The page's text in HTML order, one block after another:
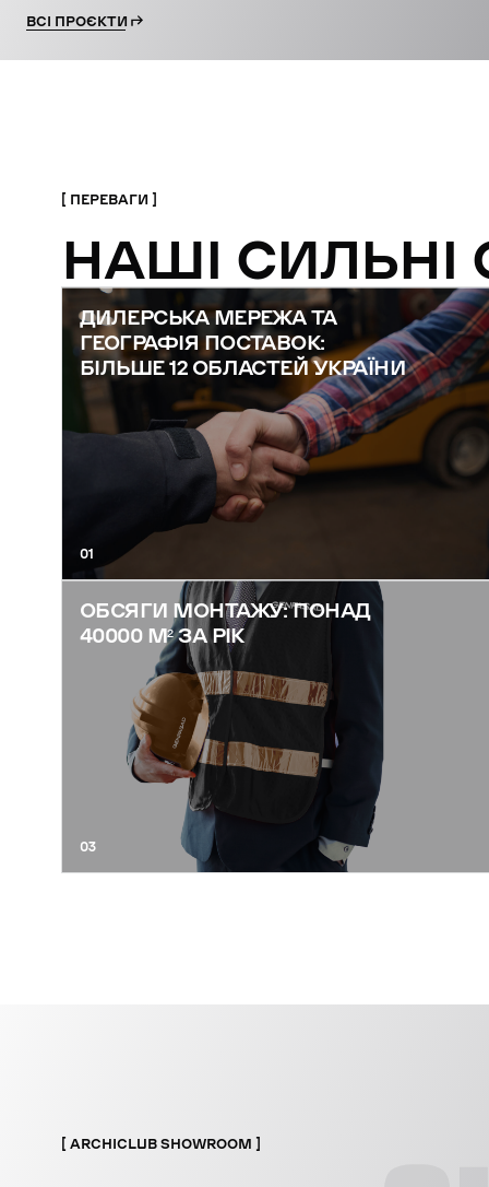
ВСІ ПРОЄКТИ
ПЕРЕВАГИ
НАШІ СИЛЬНІ
ДИЛЕРСЬКА МЕРЕЖА ТА
ГЕОГРАФІЯ ПОСТАВОК:
БІЛЬШЕ 12 ОБЛАСТЕЙ УКРАЇНИ
01
ОБСЯГИ МОНТАЖУ: ПОНАД
40000 М² ЗА РІК
03
ARCHICLUB SHOWROOM